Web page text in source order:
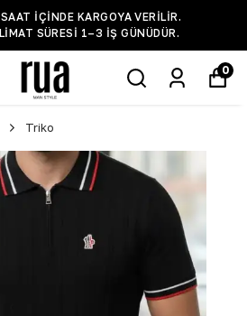
IÇINDE KARGOYA VERILIR.
SÜRESI 1–3 IŞ GÜNÜDÜR.
0
Triko